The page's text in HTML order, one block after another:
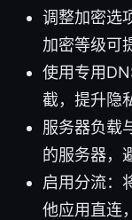
调整加密选
加密等级可
使用专用
截，提升隐
服务器负载
的服务器，
启用分流：
他应用直连